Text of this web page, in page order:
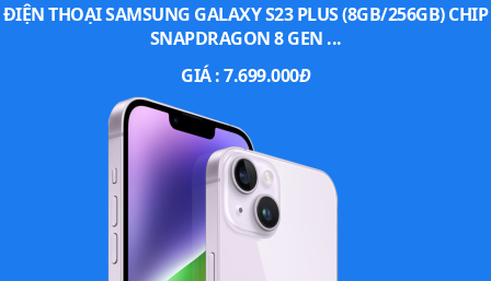
ĐIỆN THOẠI SAMSUNG GALAXY S23 PLUS (8GB/256GB) CHIP
SNAPDRAGON 8 GEN ...
GIÁ :7.699.000Đ